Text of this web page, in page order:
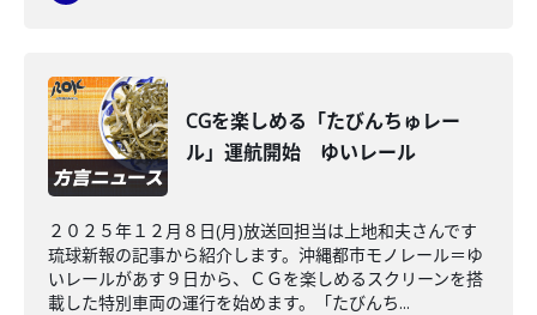
CGを楽しめる「たびんちゅレー
ル」運航開始 ゆいレール
２０２５年１２月８日(月)放送回担当は上地和夫さんです
琉球新報の記事から紹介します。沖縄都市モノレール＝ゆ
いレールがあす９日から、ＣＧを楽しめるスクリーンを搭
載した特別車両の運行を始めます。「たびんち...